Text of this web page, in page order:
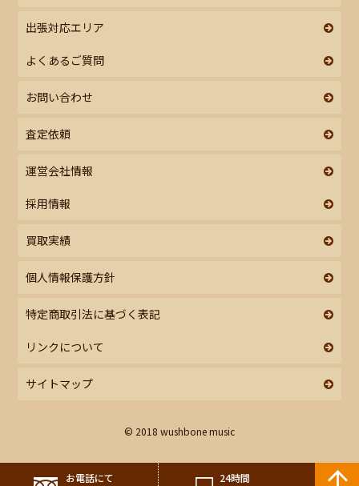
出張対応エリア
よくあるご質問
お問い合わせ
査定依頼
運営会社情報
採用情報
買取実績
個人情報保護方針
特定商取引法に基づく表記
リンクについて
サイトマップ
© 2018 wushbone music
お電話にて
24時間